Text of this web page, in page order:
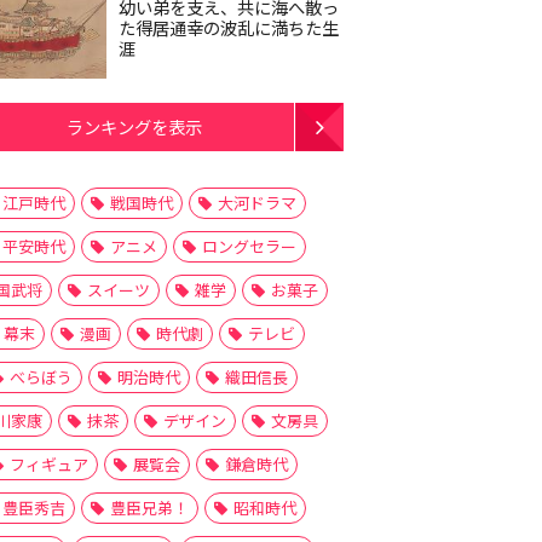
幼い弟を支え、共に海へ散っ
た得居通幸の波乱に満ちた生
涯
ランキングを表示
江戸時代 戦国時代
大河ドラマ
平安時代
アニメ
ロングセラー
武将
スイーツ 雑学
お菓子
幕末
漫画 時代劇
テレビ
べらぼう
明治時代
織田信長
家康
抹茶 デザイン
文房具
フィギュア
展覧会
鎌倉時代
豊臣秀吉
豊臣兄弟！
昭和時代